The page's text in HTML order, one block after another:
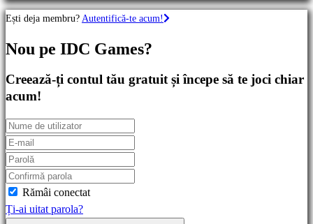
Casual
games
Indie
Simulation
games
Demouri
Ești deja membru? Autentifică-te acum!
Nou pe IDC Games?
Creează-ți contul tău gratuit și începe să te joci chiar
acum!
Rămâi conectat
Ți-ai uitat parola?